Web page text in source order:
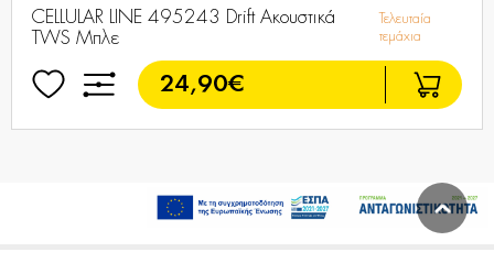
CELLULAR LINE 467851 Music Sound Flow
Bluetooth Ακουστικά TWS με Θήκη Φόρτισης
Πράσινα
Διαθέσιμο
24,90€